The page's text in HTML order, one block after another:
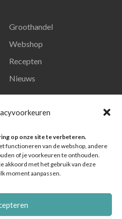
op onze site te verbeteren.
functioneren van de webshop, andere
of je voorkeuren te onthouden.
akkoord met het gebruik van deze
moment aanpassen.
Groothandel
Webshop
Recepten
Nieuws